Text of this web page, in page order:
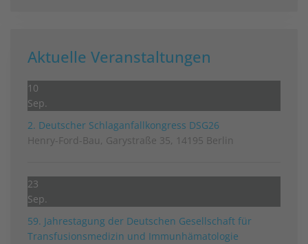
Aktuelle Veranstaltungen
10
Sep.
2. Deutscher Schlag­anfall­kongress DSG26
Henry-Ford-Bau, Garystraße 35, 14195 Berlin
23
Sep.
59. Jahrestagung der Deutschen Gesellschaft für
Transfusionsmedizin und Immunhämatologie